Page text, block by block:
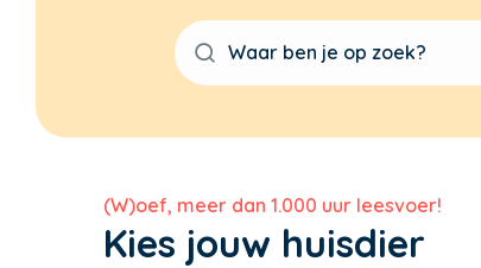
(W)oef, meer dan 1.000 uur leesvoer!
Kies jouw huisdier